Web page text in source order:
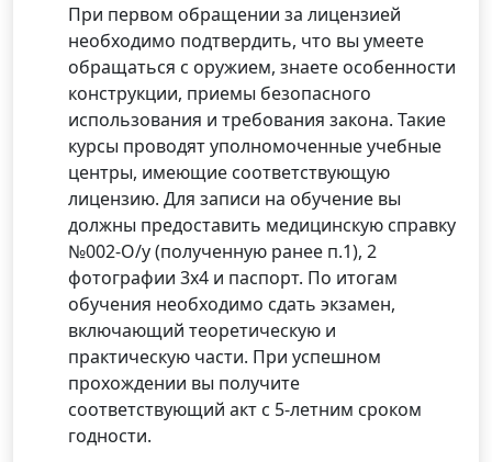
При первом обращении за лицензией
необходимо подтвердить, что вы умеете
обращаться с оружием, знаете особенности
конструкции, приемы безопасного
использования и требования закона. Такие
курсы проводят уполномоченные учебные
центры, имеющие соответствующую
лицензию. Для записи на обучение вы
должны предоставить медицинскую справку
№002-О/у (полученную ранее п.1), 2
фотографии 3х4 и паспорт. По итогам
обучения необходимо сдать экзамен,
включающий теоретическую и
практическую части. При успешном
прохождении вы получите
соответствующий акт с 5-летним сроком
годности.